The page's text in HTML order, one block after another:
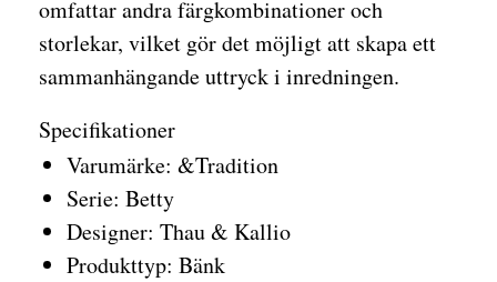
omfattar andra färgkombinationer och
storlekar, vilket gör det möjligt att skapa ett
sammanhängande uttryck i inredningen.
Specifikationer
Varumärke: &Tradition
Serie: Betty
Designer: Thau & Kallio
Produkttyp: Bänk